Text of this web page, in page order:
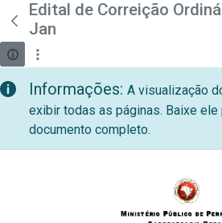
Pular para o Conteúdo principal
teste descricao
Edital de Correição
Jan
Informações: A visualização
exibir todas as páginas. Baixe ele
documento completo.